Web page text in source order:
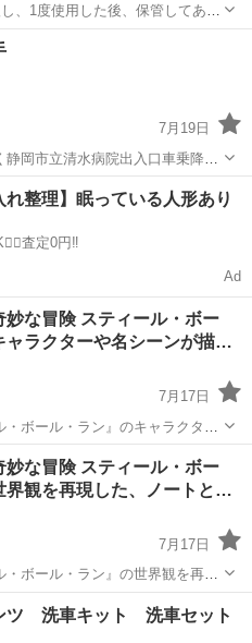
いただける方のみご購入ください。
ノベルティグッズ
7月19日
岡市立清水病院出入口車乗降場
させていただきます。 よろしく
方を優先にお譲りします。
ズ 場所
れ整理】眠っている人形あり
査定0円‼️
Ad
妙な冒険 スティール・ボー
ャラクターや名シーンが描…
7月17日
ボール・ラン』のキャラクター
テッカーのセットです。 - 作
ル・ボール・ラン - 内容: ステッ
ズ ジョジョの奇妙な冒険
妙な冒険 スティール・ボー
界観を再現した、ノートと…
7月17日
・ボール・ラン』の世界観を再現
作品名: ジョジョの
ン - 内容: ノート、ステッカーセ
ズ
ツ 洗車キット 洗車セット